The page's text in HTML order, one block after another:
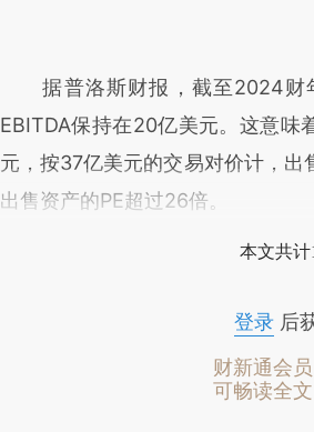
据普洛斯财报，截至2024财
EBITDA保持在20亿美元。这意味
元，按37亿美元的交易对价计，出
出售资产的PE超过26倍。
本文共计
登录后
财新通会员
可畅读全文